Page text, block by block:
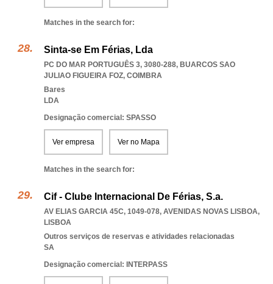
Matches in the search for:
Sinta-se Em Férias, Lda
PC DO MAR PORTUGUÊS 3, 3080-288, BUARCOS SAO
JULIAO FIGUEIRA FOZ, COIMBRA
Bares
LDA
Designação comercial: SPASSO
Ver empresa Ver no Mapa
Matches in the search for:
Cif - Clube Internacional De Férias, S.a.
AV ELIAS GARCIA 45C, 1049-078, AVENIDAS NOVAS LISBOA,
LISBOA
Outros serviços de reservas e atividades relacionadas
SA
Designação comercial: INTERPASS